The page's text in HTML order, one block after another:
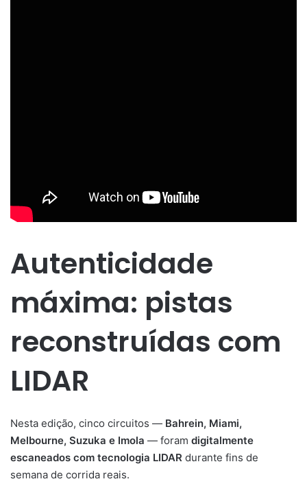
Autenticidade
máxima: pistas
reconstruídas com
LIDAR
Nesta edição, cinco circuitos — Bahrein, Miami,
Melbourne, Suzuka e Imola — foram digitalmente
escaneados com tecnologia LIDAR durante fins de
semana de corrida reais.